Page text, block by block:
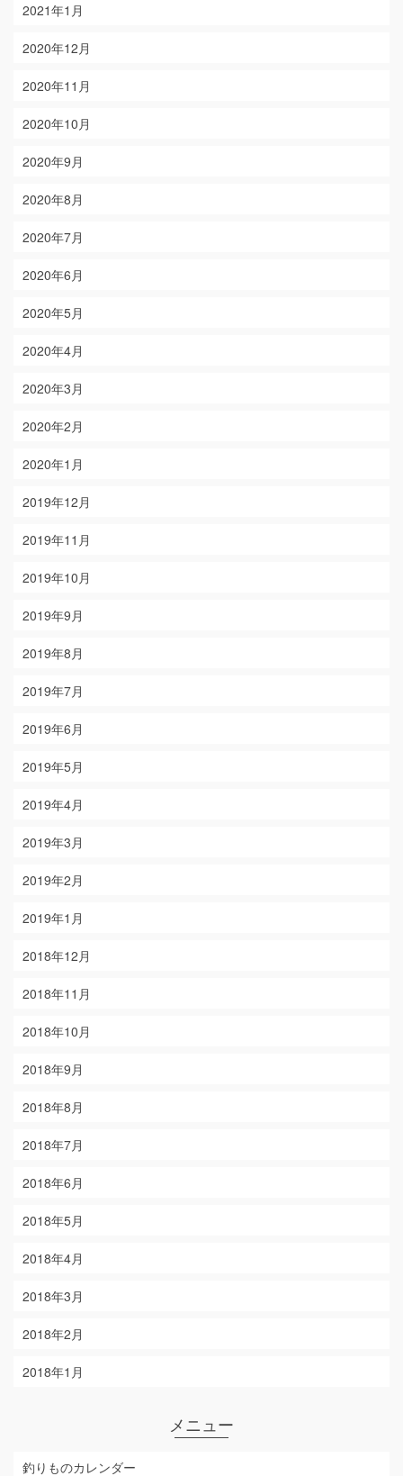
2021年1月
2020年12月
2020年11月
2020年10月
2020年9月
2020年8月
2020年7月
2020年6月
2020年5月
2020年4月
2020年3月
2020年2月
2020年1月
2019年12月
2019年11月
2019年10月
2019年9月
2019年8月
2019年7月
2019年6月
2019年5月
2019年4月
2019年3月
2019年2月
2019年1月
2018年12月
2018年11月
2018年10月
2018年9月
2018年8月
2018年7月
2018年6月
2018年5月
2018年4月
2018年3月
2018年2月
2018年1月
メニュー
釣りものカレンダー